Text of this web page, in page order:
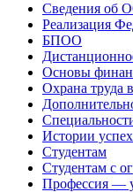
Сведения об
Реализация
БПОО
Основы
Охрана труда
Истории
Студентам
Студентам с
Профессия —